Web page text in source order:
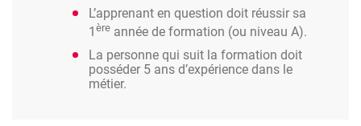
L’apprenant en question doit réussir sa
1 ère année de formation (ou niveau A).
La personne qui suit la formation doit
posséder 5 ans d’expérience dans le
métier.